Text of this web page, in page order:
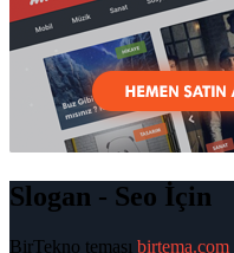
Slogan - Seo İçin
BirTekno teması birtema.com